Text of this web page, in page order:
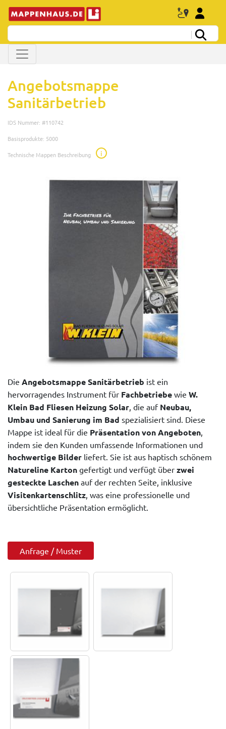
Angebotsmappe
Sanitärbetrieb
IDS Nummer: #110742
Basisprodukte: 5000
Technische Mappen Beschreibung
i
Die Angebotsmappe Sanitärbetrieb ist ein
hervorragendes Instrument für Fachbetriebe wie W.
Klein Bad Fliesen Heizung Solar , die auf Neubau,
Umbau und Sanierung im Bad spezialisiert sind. Diese
Mappe ist ideal für die Präsentation von Angeboten
indem sie den Kunden umfassende Informationen und
hochwertige Bilder liefert. Sie ist aus haptisch schönem
Natureline Karton gefertigt und verfügt über zwei
gesteckte Laschen auf der rechten Seite, inklusive
Visitenkartenschlitz , was eine professionelle und
übersichtliche Präsentation ermöglicht.
Anfrage / Muster